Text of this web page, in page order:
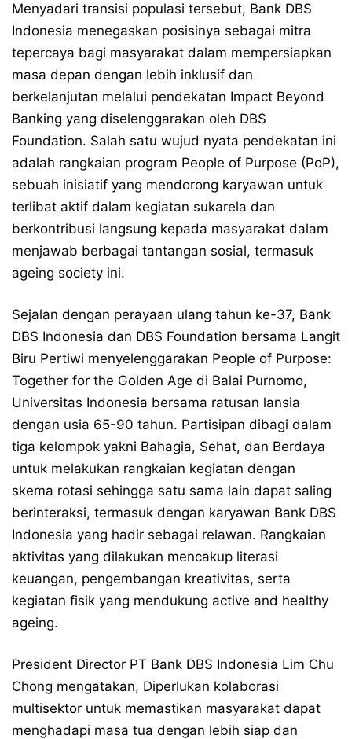
Menyadari transisi populasi tersebut, Bank DBS
Indonesia menegaskan posisinya sebagai mitra
tepercaya bagi masyarakat dalam mempersiapkan
masa depan dengan lebih inklusif dan
berkelanjutan melalui pendekatan Impact Beyond
Banking yang diselenggarakan oleh DBS
Foundation. Salah satu wujud nyata pendekatan ini
adalah rangkaian program People of Purpose (PoP),
sebuah inisiatif yang mendorong karyawan untuk
terlibat aktif dalam kegiatan sukarela dan
berkontribusi langsung kepada masyarakat dalam
menjawab berbagai tantangan sosial, termasuk
ageing society ini.
Sejalan dengan perayaan ulang tahun ke-37, Bank
DBS Indonesia dan DBS Foundation bersama Langit
Biru Pertiwi menyelenggarakan People of Purpose:
Together for the Golden Age di Balai Purnomo,
Universitas Indonesia bersama ratusan lansia
dengan usia 65-90 tahun. Partisipan dibagi dalam
tiga kelompok yakni Bahagia, Sehat, dan Berdaya
untuk melakukan rangkaian kegiatan dengan
skema rotasi sehingga satu sama lain dapat saling
berinteraksi, termasuk dengan karyawan Bank DBS
Indonesia yang hadir sebagai relawan. Rangkaian
aktivitas yang dilakukan mencakup literasi
keuangan, pengembangan kreativitas, serta
kegiatan fisik yang mendukung active and healthy
ageing.
President Director PT Bank DBS Indonesia Lim Chu
Chong mengatakan, Diperlukan kolaborasi
multisektor untuk memastikan masyarakat dapat
menghadapi masa tua dengan lebih siap dan